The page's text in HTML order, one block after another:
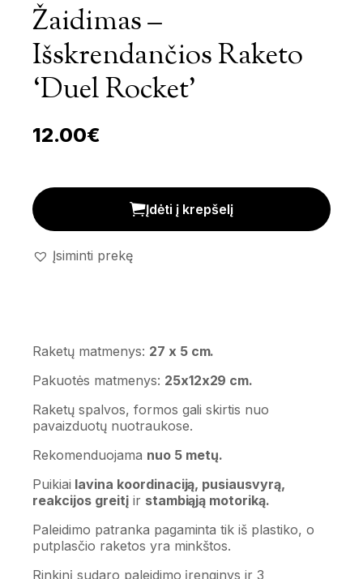
Žaidimas –
Išskrendančios Raketo
‘Duel Rocket’
12.00€
Žaidimas - išskrendančios raketo 'Duel rocket' kiekis
Įdėti į krepšelį
Įsiminti prekę
Raketų matmenys: 27 x 5 cm.
Pakuotės matmenys: 25x12x29 cm.
Raketų spalvos, formos gali skirtis nuo
pavaizduotų nuotraukose.
Rekomenduojama nuo 5 metų.
Puikiai lavina koordinaciją, pusiausvyrą,
reakcijos greitįir stambiąją motoriką.
Paleidimo patranka pagaminta tik iš plastiko, o
putplasčio raketos yra minkštos.
Rinkinį sudaro paleidimo įrenginys ir 3